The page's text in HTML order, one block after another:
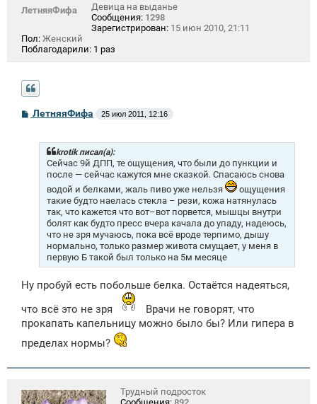
ЛетняяФифа
Девица на выданье
Сообщения: 1298
Зарегистрирован: 15 июн 2010, 21:11
Пол: Женский
Поблагодарили: 1 раз
С
о
ЛетняяФифа 25 июл 2011, 12:16
krotik писал(а):
Сейчас 9й ДПП, те ощущения, что были до пункции и
после — сейчас кажутся мне сказкой. Спасаюсь снова
водой и белками, жаль пиво уже нельзя
ощущения
такие будто наелась стекла – рези, кожа натянулась
так, что кажется что вот–вот порвется, мышцы внутри
болят как будто пресс вчера качала до упаду, надеюсь,
что не зря мучаюсь, пока всё вроде терпимо, дышу
нормально, только размер живота смущает, у меня в
первую Б такой был только на 5м месяце
Ну пробуй есть побольше белка. Остаётся надеяться,
что всё это не зря
Врачи не говорят, что
прокапать капельницу можно было бы? Или гипера в
пределах нормы?
Трудный подросток